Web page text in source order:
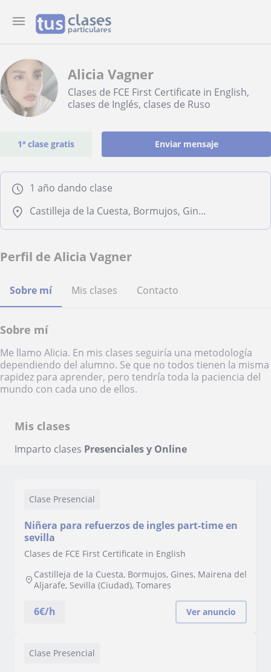
Alicia Vagner
Clases de FCE First Certificate in English,
clases de Inglés, clases de Ruso
1ª clase gratis Enviar mensaje
1 año dando clase
Castilleja de la Cuesta, Bormujos, Gines, Mairena del Aljarafe, Sevilla (Ciudad), Tomares
Perfil de Alicia Vagner
Sobre mí Mis clases Contacto
Sobre mí
Me llamo Alicia. En mis clases seguiría una metodología
dependiendo del alumno. Se que no todos tienen la misma
rapidez para aprender, pero tendría toda la paciencia del
mundo con cada uno de ellos.
Mis clases
Imparto clases Presenciales y Online
Clase Presencial
Niñera para refuerzos de ingles part-time en
sevilla
Clases de FCE First Certificate in English
Castilleja de la Cuesta, Bormujos, Gines, Mairena del
Aljarafe, Sevilla (Ciudad), Tomares
6€/h Ver anuncio
Clase Presencial